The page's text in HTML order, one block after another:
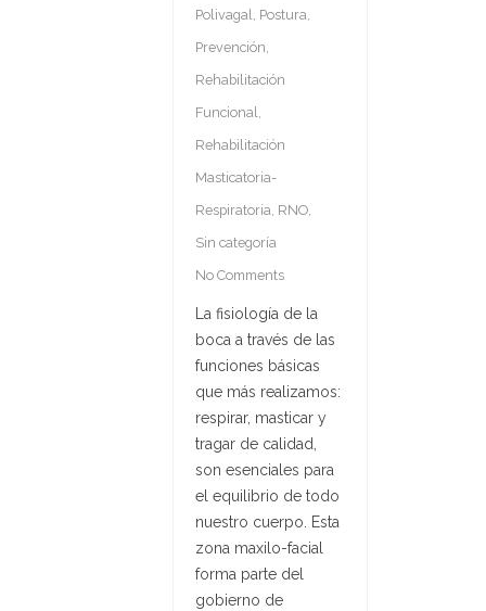
Polivagal, Postura,
Prevención,
Rehabilitación
Funcional,
Rehabilitación
Masticatoria-
Respiratoria, RNO,
Sin categoría
No Comments
La fisiología de la
boca a través de las
funciones básicas
que más realizamos:
respirar, masticar y
tragar de calidad,
son esenciales para
el equilibrio de todo
nuestro cuerpo. Esta
zona maxilo-facial
forma parte del
gobierno de